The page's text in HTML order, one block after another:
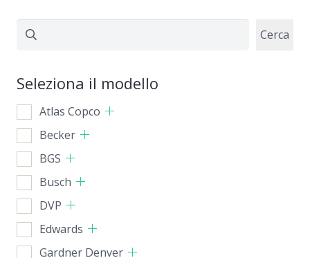
Cerca Cerca
Seleziona il modello
Atlas Copco
Becker
BGS
Busch
DVP
Edwards
Gardner Denver